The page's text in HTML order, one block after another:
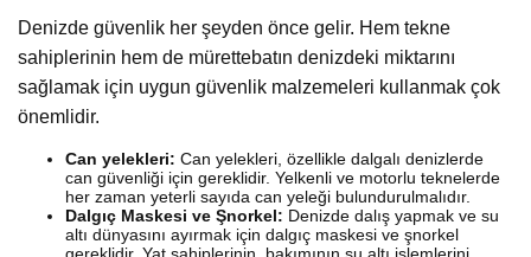
Denizde güvenlik her şeyden önce gelir. Hem tekne
sahiplerinin hem de mürettebatın denizdeki miktarını
sağlamak için uygun güvenlik malzemeleri kullanmak çok
önemlidir.
Can yelekleri: Can yelekleri, özellikle dalgalı denizlerde
can güvenliği için gereklidir. Yelkenli ve motorlu teknelerde
her zaman yeterli sayıda can yeleği bulundurulmalıdır.
Dalgıç Maskesi ve Şnorkel: Denizde dalış yapmak ve su
altı dünyasını ayırmak için dalgıç maskesi ve şnorkel